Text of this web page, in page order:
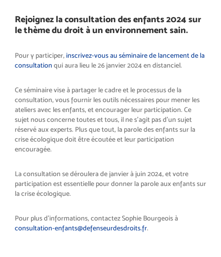
Rejoignez la consultation des enfants 2024 sur
le thème du droit à un environnement sain.
Pour y participer, inscrivez-vous au séminaire de lancement de la
consultation qui aura lieu le 26 janvier 2024 en distanciel.
Ce séminaire vise à partager le cadre et le processus de la
consultation, vous fournir les outils nécessaires pour mener les
ateliers avec les enfants, et encourager leur participation. Ce
sujet nous concerne toutes et tous, il ne s’agit pas d’un sujet
réservé aux experts. Plus que tout, la parole des enfants sur la
crise écologique doit être écoutée et leur participation
encouragée.
La consultation se déroulera de janvier à juin 2024, et votre
participation est essentielle pour donner la parole aux enfants sur
la crise écologique.
Pour plus d’informations, contactez Sophie Bourgeois à
consultation-enfants@defenseurdesdroits.fr.